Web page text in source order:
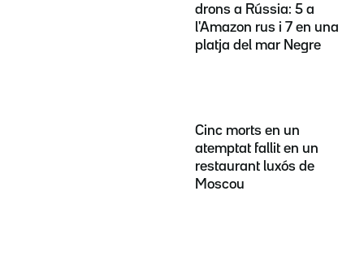
drons a Rússia: 5 a
l'Amazon rus i 7 en una
platja del mar Negre
Cinc morts en un
atemptat fallit en un
restaurant luxós de
Moscou